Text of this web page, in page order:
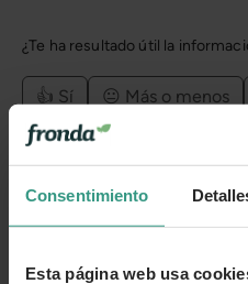
Consentimiento
Esta página web usa
¿Te ha resultado útil la
👍 Sí 😐 Más o menos